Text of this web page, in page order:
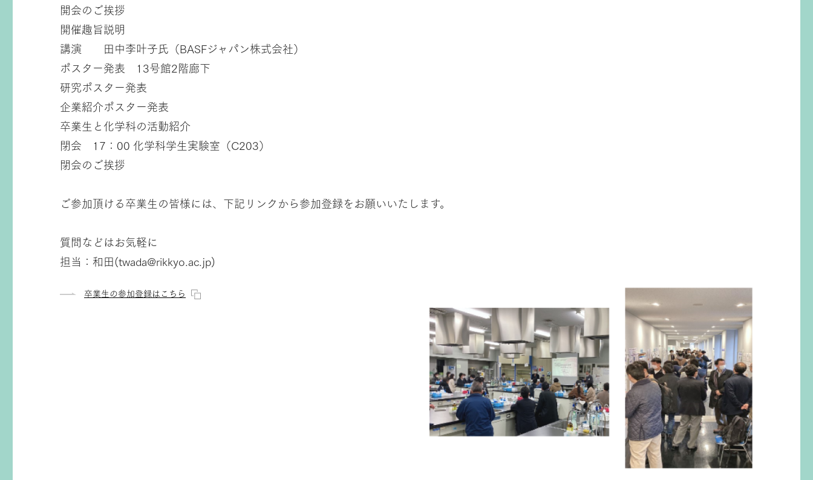
開会のご挨拶
開催趣旨説明
講演 田中李叶子氏（BASFジャパン株式会社）
ポスター発表 13号館2階廊下
研究ポスター発表
企業紹介ポスター発表
卒業生と化学科の活動紹介
閉会 17：00 化学科学生実験室（C203）
閉会のご挨拶
ご参加頂ける卒業生の皆様には、下記リンクから参加登録をお願いいたします。
質問などはお気軽に
担当：和田(twada@rikkyo.ac.jp)
卒業生の参加登録はこちら